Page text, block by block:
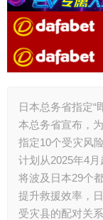
日本总务省指定“
本总务省宣布，
指定10个受灾风
计划从2025年4
将波及日本29个
提升救援效率，
受灾县的配对关